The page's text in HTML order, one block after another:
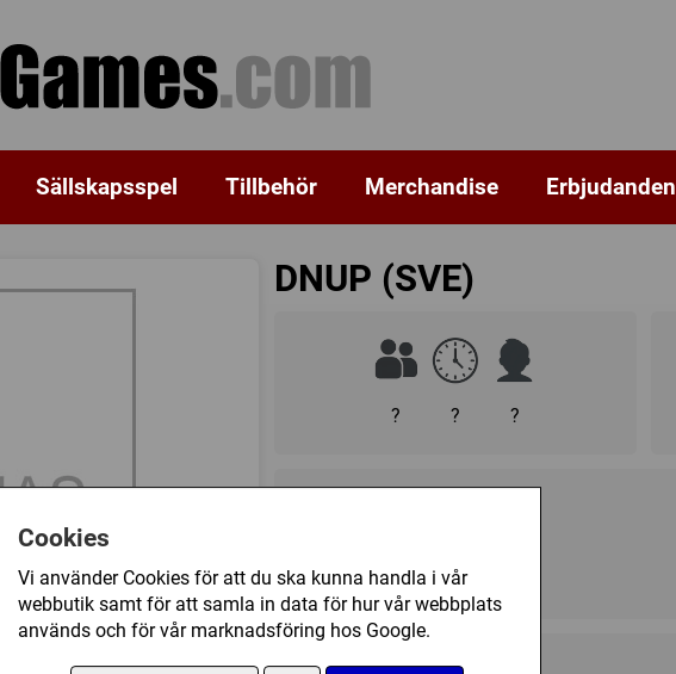
Cookies
Vi använder Cookies för att du ska kunna handla i vår
webbutik samt för att samla in data för hur vår webbplats
används och för vår marknadsföring hos Google.
Sällskapsspel Tillbehör Merchandise Erbjudanden
DNUP (SVE)
? ? ?
Kommande produkt -